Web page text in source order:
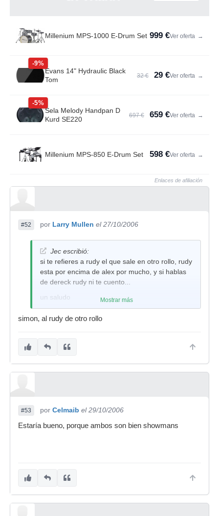
Millenium MPS-1000 E-Drum Set 999 €Ver oferta →
-9%
Evans 14" Hydraulic Black
Tom
32 € 29 €Ver oferta →
-5%
Sela Melody Handpan D
Kurd SE220
697 € 659 €Ver oferta →
Millenium MPS-850 E-Drum Set 598 €Ver oferta →
Enlaces de afiliación
#52 por Larry Mullen el 27/10/2006
Jec escribió:
si te refieres a rudy el que sale en otro rollo, rudy
esta por encima de alex por mucho, y si hablas
de dereck rudy ni te cuento...
un saludo
Mostrar más
simon, al rudy de otro rollo
#53 por Celmaib el 29/10/2006
Estaría bueno, porque ambos son bien showmans